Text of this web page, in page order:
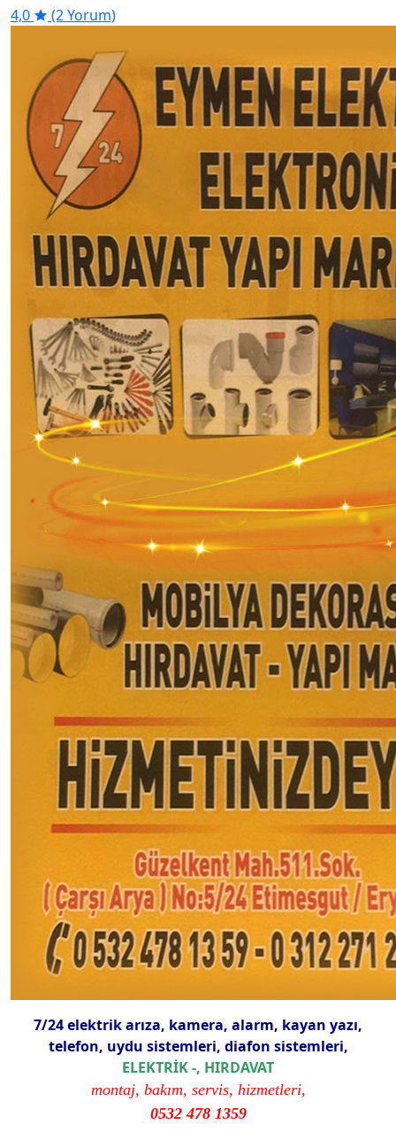
4,0 (2 Yorum)
7/24 elektrik arıza, kamera, alarm, kayan yazı,
telefon, uydu sistemleri, diafon sistemleri,
ELEKTRİK -, HIRDAVAT
montaj, bakım, servis, hizmetleri,
0532 478 1359